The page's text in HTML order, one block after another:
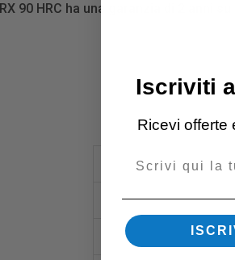
90 HRC ha una garanzia di 2 anni
Iscriviti
Ricevi offerte